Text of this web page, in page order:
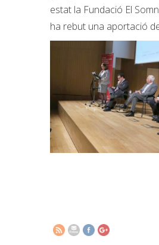
estat la Fundació El
ha rebut una aportació